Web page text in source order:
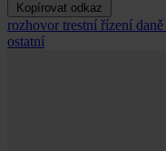
Kopírovat odkaz
rozhovor trestní řízení daně
ostatní